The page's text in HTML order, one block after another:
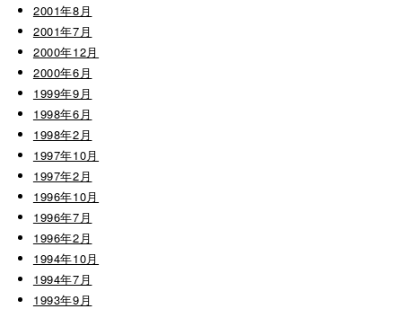
2001年8月
2001年7月
2000年12月
2000年6月
1999年9月
1998年6月
1998年2月
1997年10月
1997年2月
1996年10月
1996年7月
1996年2月
1994年10月
1994年7月
1993年9月